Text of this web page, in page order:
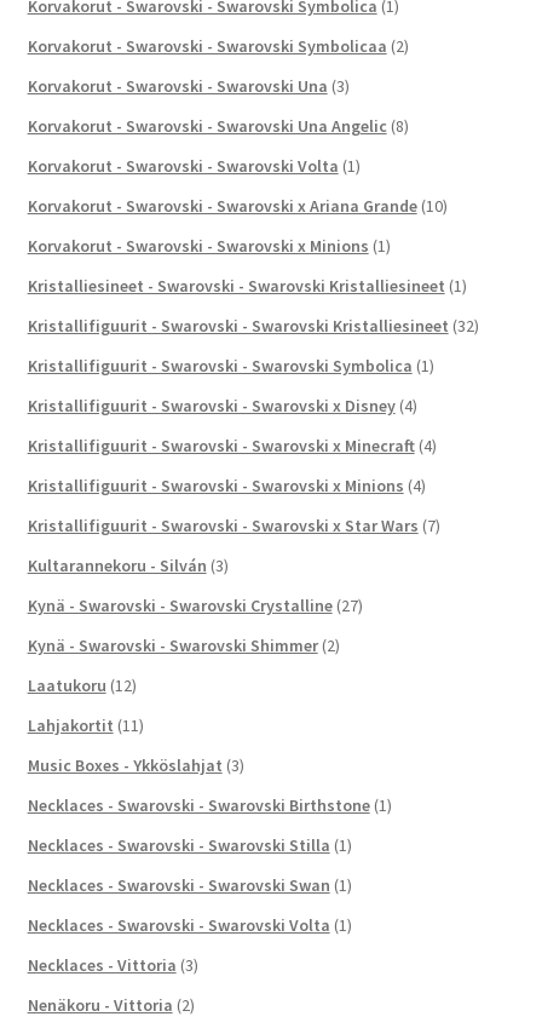
Korvakorut - Swarovski - Swarovski Symbolica (1)
Korvakorut - Swarovski - Swarovski Symbolicaa (2)
Korvakorut - Swarovski - Swarovski Una (3)
Korvakorut - Swarovski - Swarovski Una Angelic (8)
Korvakorut - Swarovski - Swarovski Volta (1)
Korvakorut - Swarovski - Swarovski x Ariana Grande (10)
Korvakorut - Swarovski - Swarovski x Minions (1)
Kristalliesineet - Swarovski - Swarovski Kristalliesineet (1)
Kristallifiguurit - Swarovski - Swarovski Kristalliesineet (32)
Kristallifiguurit - Swarovski - Swarovski Symbolica (1)
Kristallifiguurit - Swarovski - Swarovski x Disney (4)
Kristallifiguurit - Swarovski - Swarovski x Minecraft (4)
Kristallifiguurit - Swarovski - Swarovski x Minions (4)
Kristallifiguurit - Swarovski - Swarovski x Star Wars (7)
Kultarannekoru - Silván (3)
Kynä - Swarovski - Swarovski Crystalline (27)
Kynä - Swarovski - Swarovski Shimmer (2)
Laatukoru (12)
Lahjakortit (11)
Music Boxes - Ykköslahjat (3)
Necklaces - Swarovski - Swarovski Birthstone (1)
Necklaces - Swarovski - Swarovski Stilla (1)
Necklaces - Swarovski - Swarovski Swan (1)
Necklaces - Swarovski - Swarovski Volta (1)
Necklaces - Vittoria (3)
Nenäkoru - Vittoria (2)